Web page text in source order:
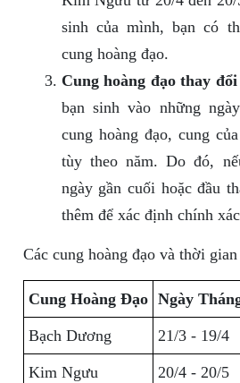
sinh của mình, bạn có
cung hoàng đạo.
Cung hoàng đạo thay
bạn sinh vào những
cung hoàng đạo, cung
tùy theo năm. Do đó,
ngày gần cuối hoặc đầu
thêm để xác định chính
Các cung hoàng đạo và thời
Cung Hoàng Đạo Ngày
Bạch Dương 21/3 - 19/4
Kim Ngưu 20/4 - 20/5